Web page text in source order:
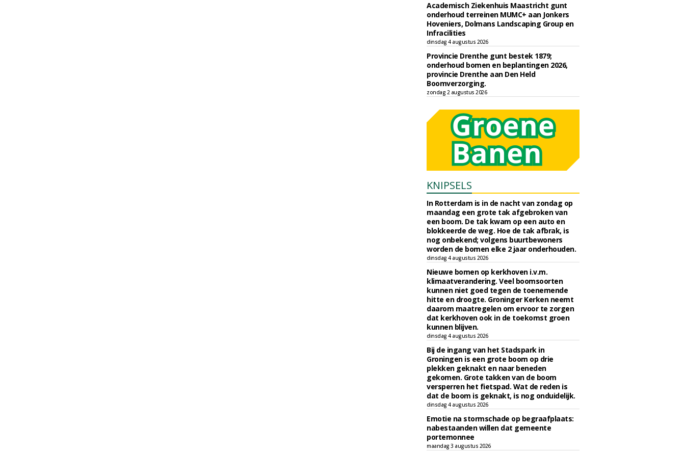
Academisch Ziekenhuis Maastricht gunt
onderhoud terreinen MUMC+ aan Jonkers
Hoveniers, Dolmans Landscaping Group en
Infracilities
dinsdag 4 augustus 2026
Provincie Drenthe gunt bestek 1879;
onderhoud bomen en beplantingen 2026,
provincie Drenthe aan Den Held
Boomverzorging.
zondag 2 augustus 2026
KNIPSELS
In Rotterdam is in de nacht van zondag op
maandag een grote tak afgebroken van
een boom. De tak kwam op een auto en
blokkeerde de weg. Hoe de tak afbrak, is
nog onbekend; volgens buurtbewoners
worden de bomen elke 2 jaar onderhouden.
dinsdag 4 augustus 2026
Nieuwe bomen op kerkhoven i.v.m.
klimaatverandering. Veel boomsoorten
kunnen niet goed tegen de toenemende
hitte en droogte. Groninger Kerken neemt
daarom maatregelen om ervoor te zorgen
dat kerkhoven ook in de toekomst groen
kunnen blijven.
dinsdag 4 augustus 2026
Bij de ingang van het Stadspark in
Groningen is een grote boom op drie
plekken geknakt en naar beneden
gekomen. Grote takken van de boom
versperren het fietspad. Wat de reden is
dat de boom is geknakt, is nog onduidelijk.
dinsdag 4 augustus 2026
Emotie na stormschade op begraafplaats:
nabestaanden willen dat gemeente
portemonnee
maandag 3 augustus 2026